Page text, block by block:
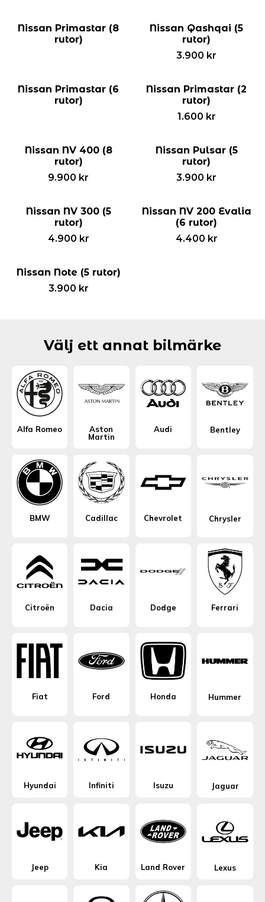
Nissan Primastar (8
rutor)
Nissan Qashqai (5
rutor)
3.900 kr
Nissan Primastar (6
rutor)
Nissan Primastar (2
rutor)
1.600 kr
Nissan NV 400 (8
rutor)
9.900 kr
Nissan Pulsar (5
rutor)
3.900 kr
Nissan NV 300 (5
rutor)
4.900 kr
Nissan NV 200 Evalia
(6 rutor)
4.400 kr
Nissan Note (5 rutor)
3.900 kr
Välj ett annat bilmärke
Alfa Romeo
Aston
Martin
Audi Bentley
BMW Cadillac Chevrolet Chrysler
Citroën Dacia Dodge Ferrari
Fiat Ford Honda Hummer
Hyundai Infiniti Isuzu Jaguar
Jeep Kia Land Rover Lexus